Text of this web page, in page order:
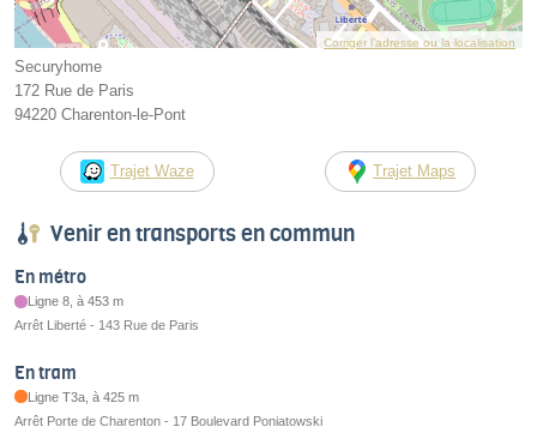
Corriger l’adresse ou la localisation
Securyhome
172 Rue de Paris
94220 Charenton-le-Pont
Trajet Waze Trajet Maps
Venir en transports en commun
En métro
Ligne 8, à 453 m
Arrêt Liberté - 143 Rue de Paris
En tram
Ligne T3a, à 425 m
Arrêt Porte de Charenton - 17 Boulevard Poniatowski